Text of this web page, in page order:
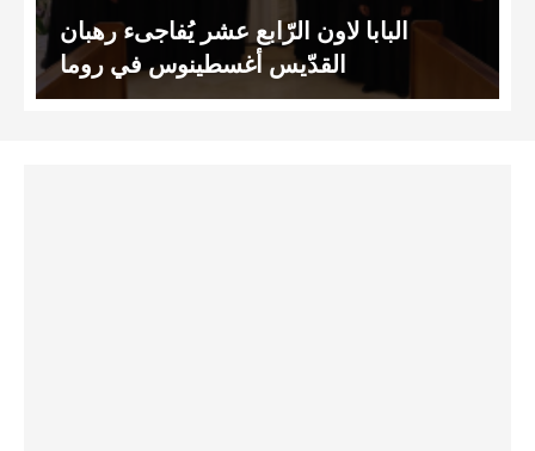
البابا لاون الرّابع عشر يُفاجىء رهبان
القدّيس أغسطينوس في روما